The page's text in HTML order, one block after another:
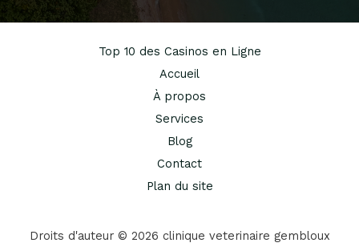
Top 10 des Casinos en Ligne
Accueil
À propos
Services
Blog
Contact
Plan du site
Droits d'auteur © 2026 clinique veterinaire gembloux